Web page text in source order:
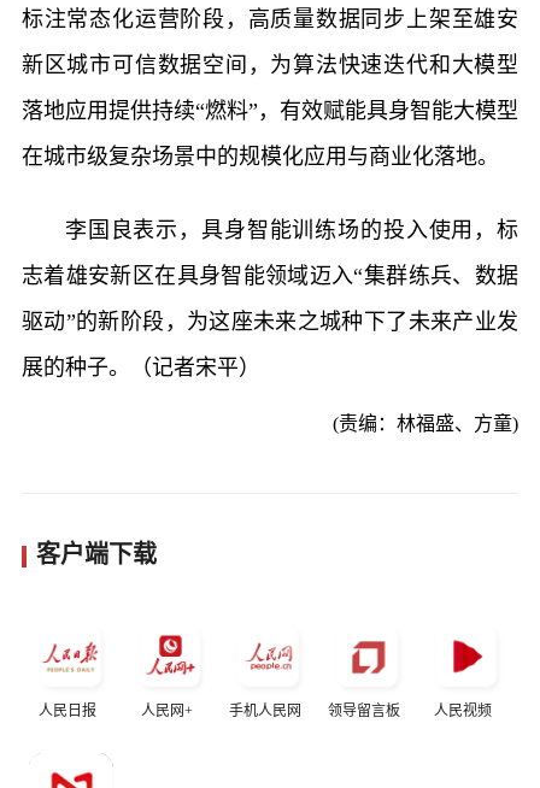
标注常态化运营阶段，高质量数据同步上架至雄安
新区城市可信数据空间，为算法快速迭代和大模型
落地应用提供持续“燃料”，有效赋能具身智能大模型
在城市级复杂场景中的规模化应用与商业化落地。
李国良表示，具身智能训练场的投入使用，标
志着雄安新区在具身智能领域迈入“集群练兵、数据
驱动”的新阶段，为这座未来之城种下了未来产业发
展的种子。（记者宋平）
(责编：林福盛、方童)
客户端下载
人民日报 人民网+ 手机人民网 领导留言板 人民视频